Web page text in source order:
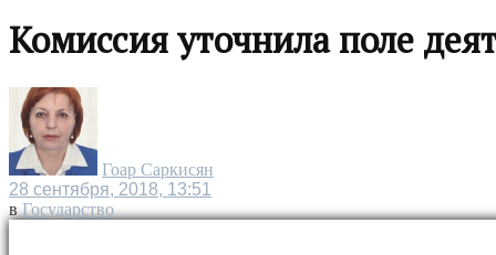
Комиссия уточнила поле
Гоар Саркисян
28 сентября, 2018, 13:51
в Государство